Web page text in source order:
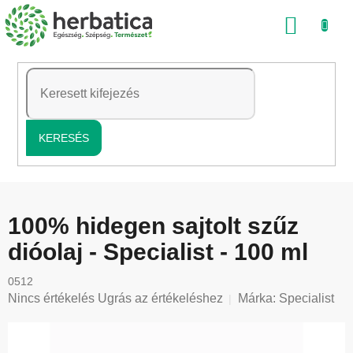
Ugrás
a
tartalomhoz
KERESÉS
100% hidegen sajtolt szűz
dióolaj - Specialist - 100 ml
0512
A
Nincs értékelés Ugrás az értékeléshez Márka: Specialist